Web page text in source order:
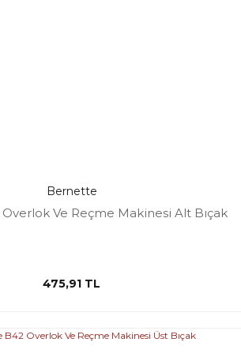
Bernette
Ve Reçme Makinesi Alt Bıçak
475,91 TL